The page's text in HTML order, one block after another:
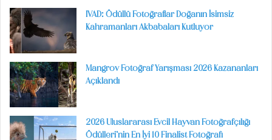
IVAD: Ödüllü Fotoğraflar Doğanın İsimsiz
Kahramanları Akbabaları Kutluyor
Mangrov Fotoğraf Yarışması 2026 Kazananları
Açıklandı
2026 Uluslararası Evcil Hayvan Fotoğrafçılığı
Ödülleri’nin En İyi 10 Finalist Fotoğrafı